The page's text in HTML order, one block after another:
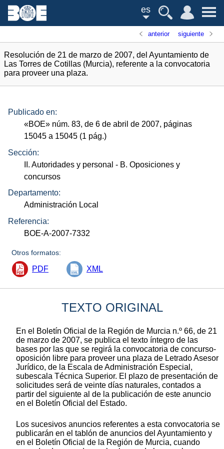
es
anterior siguiente
Resolución de 21 de marzo de 2007, del Ayuntamiento de
Las Torres de Cotillas (Murcia), referente a la convocatoria
para proveer una plaza.
Publicado en:
«BOE» núm. 83, de 6 de abril de 2007, páginas
15045 a 15045 (1 pág.)
Sección:
II. Autoridades y personal - B. Oposiciones y
concursos
Departamento:
Administración Local
Referencia:
BOE-A-2007-7332
Otros formatos:
PDF XML
TEXTO ORIGINAL
En el Boletín Oficial de la Región de Murcia n.º 66, de 21
de marzo de 2007, se publica el texto íntegro de las
bases por las que se regirá la convocatoria de concurso-
oposición libre para proveer una plaza de Letrado Asesor
Jurídico, de la Escala de Administración Especial,
subescala Técnica Superior. El plazo de presentación de
solicitudes será de veinte días naturales, contados a
partir del siguiente al de la publicación de este anuncio
en el Boletín Oficial del Estado.
Los sucesivos anuncios referentes a esta convocatoria se
publicarán en el tablón de anuncios del Ayuntamiento y
en el Boletín Oficial de la Región de Murcia, cuando